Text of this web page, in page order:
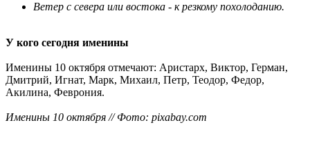
Ветер с севера или востока - к резкому похолоданию.
У кого сегодня именины
Именины 10 октября отмечают: Аристарх, Виктор, Герман,
Дмитрий, Игнат, Марк, Михаил, Петр, Теодор, Федор,
Акилина, Феврония.
Именины 10 октября // Фото: pixabay.com